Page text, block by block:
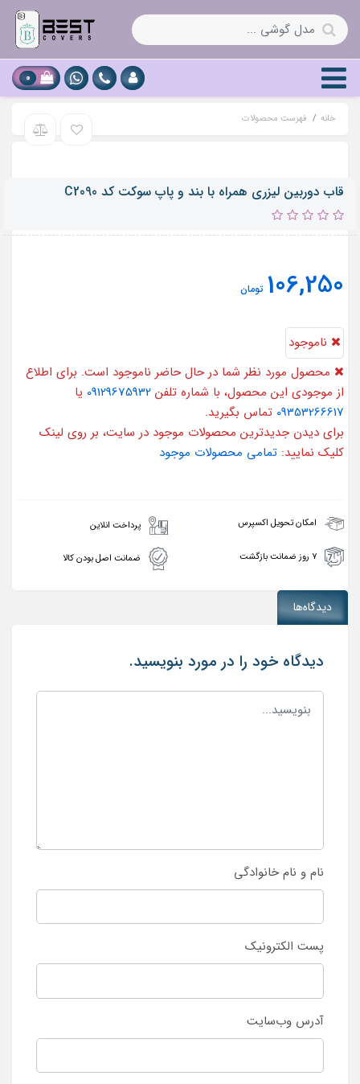
0
خانه فهرست محصولات
قاب دوربین لیزری همراه با بند و پاپ سوکت کد C2090
106,250 تومان
ناموجود
محصول مورد نظر شما در حال حاضر ناموجود است. برای اطلاع
از موجودی این محصول، با شماره تلفن 09129675932 یا
09353266617 تماس بگیرید.
برای دیدن جدیدترین محصولات موجود در سایت، بر روی لینک
کلیک نمایید: تمامی محصولات موجود
امکان تحویل اکسپرس پرداخت انلاین
۷ روز ضمانت بازگشت ضمانت اصل بودن کالا
دیدگاه‌ها
دیدگاه خود را در مورد بنویسید.
نام و نام خانوادگی
پست الکترونیک
آدرس وب‌سایت